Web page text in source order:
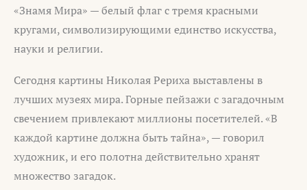
«Знамя Мира» — белый флаг с тремя красными
кругами, символизирующими единство искусства,
науки и религии.
Сегодня картины Николая Рериха выставлены в
лучших музеях мира. Горные пейзажи с загадочным
свечением привлекают миллионы посетителей. «В
каждой картине должна быть тайна», — говорил
художник, и его полотна действительно хранят
множество загадок.